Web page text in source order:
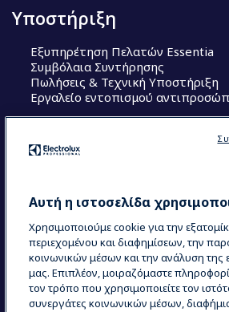
Υποστήριξη
Εξυπηρέτηση Πελατών Essentia
Συμβόλαια Συντήρησης
Πωλήσεις & Τεχνική Υποστήριξη
Εργαλείο εντοπισμού
Electrolux Professional Ακαδημία
COUNTRY AND
Η ΕΠΙΛΟΓΉ ΣΑΣ:
Αυτή η ιστοσελίδα
Χρησιμοποιούμε cookie για την
περιεχομένου και διαφημίσεων, την
κοινωνικών μέσων και την ανάλυση της
μας. Επιπλέον, μοιραζόμαστε
τον τρόπο που χρησιμοποιείτε τον
συνεργάτες κοινωνικών μέσων,